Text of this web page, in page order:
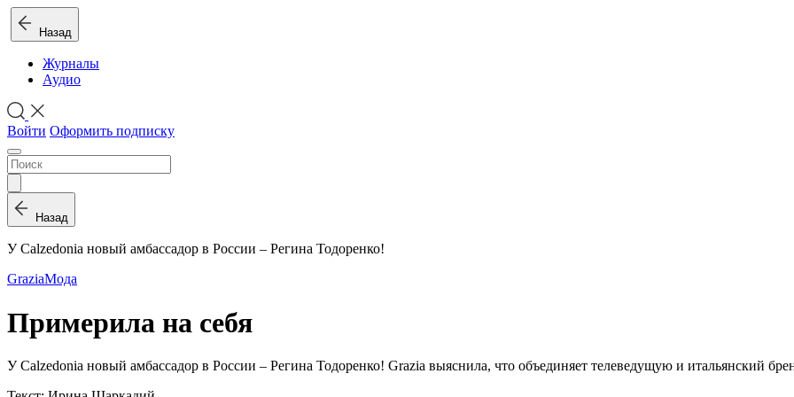
Назад
Журналы
Аудио
Войти Оформить подписку
Назад
У Calzedonia новый амбассадор в России – Регина Тодоренко!
GraziaМода
Примерила на себя
У Calzedonia новый амбассадор в России – Регина Тодоренко! Grazia выяснила, что объединяет телеведущую и итальянский